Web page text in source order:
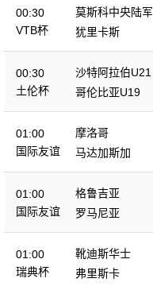
00:30
VTB杯
莫斯科中央陆军
犹里卡斯
00:30
土伦杯
沙特阿拉伯U21
哥伦比亚U19
01:00
国际友谊
摩洛哥
马达加斯加
01:00
国际友谊
格鲁吉亚
罗马尼亚
01:00
瑞典杯
靴迪斯华士
弗里斯卡